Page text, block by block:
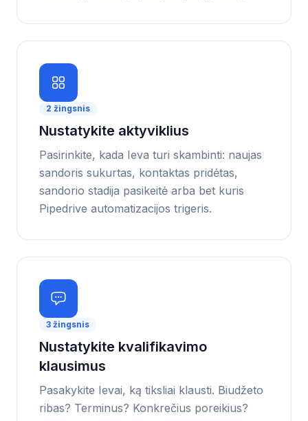
2 žingsnis
Nustatykite aktyviklius
Pasirinkite, kada Ieva turi skambinti: naujas
sandoris sukurtas, kontaktas pridėtas,
sandorio stadija pasikeitė arba bet kuris
Pipedrive automatizacijos trigeris.
3 žingsnis
Nustatykite kvalifikavimo
klausimus
Pasakykite Ievai, ką tiksliai klausti. Biudžeto
ribas? Terminus? Konkrečius poreikius?